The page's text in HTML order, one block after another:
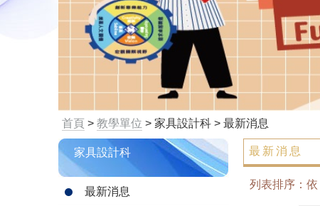
首頁 > 教學單位 > 家具設計科 > 最新消息
家具設計科
最新消息
最新消息
列表排序：依